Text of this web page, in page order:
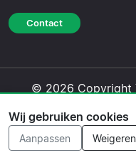
Contact
© 2026 Copyright
Wij gebruiken cookies
Aanpassen
Weigeren